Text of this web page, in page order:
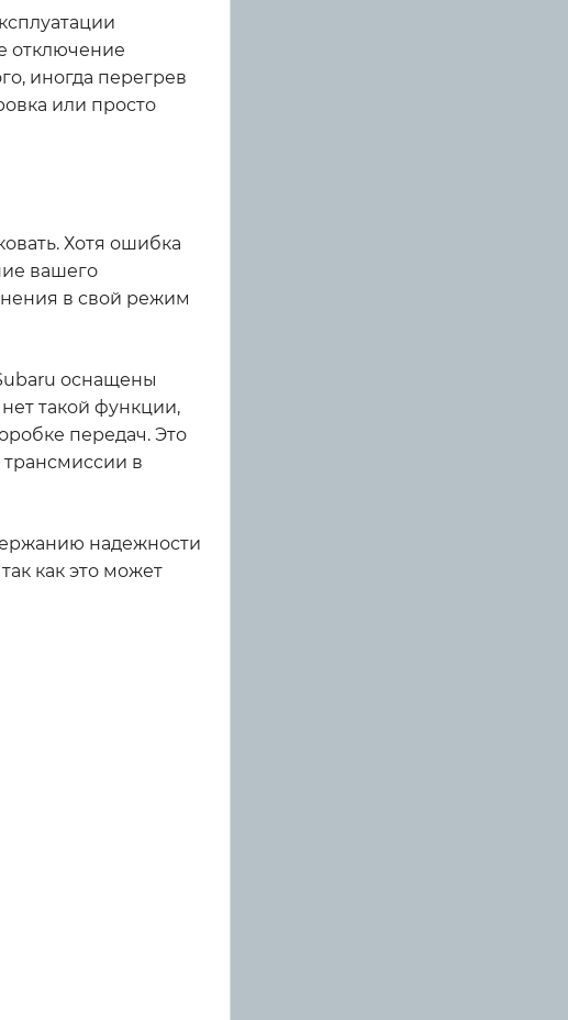
отключение
иногда перегрев
или просто
Хотя ошибка
вашего
в свой режим
оснащены
такой функции,
передач. Это
в
надежности
как это может